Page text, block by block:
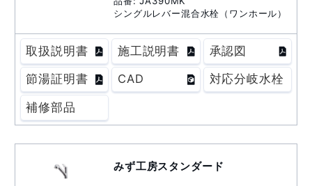
シングルレバー混合水栓（ワンホール）
取扱説明書 施工説明書 承認図
節湯証明書 CAD 対応分岐水栓
補修部品
みず工房スタンダード